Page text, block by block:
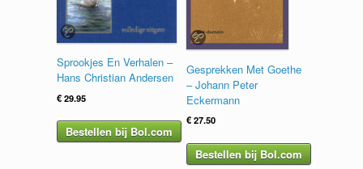
Sprookjes En Verhalen –
Hans Christian Andersen
€29.95
Bestellen bij Bol.com
Gesprekken Met Goethe
– Johann Peter
Eckermann
€27.50
Bestellen bij Bol.com